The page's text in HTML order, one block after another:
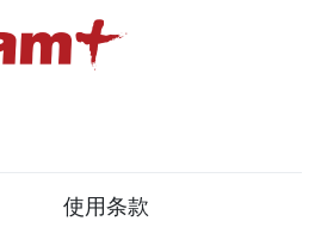
使用条款